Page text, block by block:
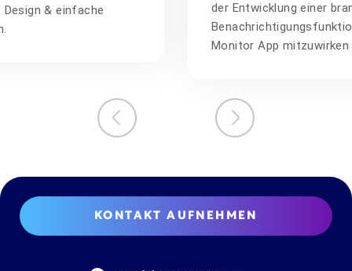
& einfache
der Entwicklung einer
Monitor App
KONTAKT AUFNEHMEN